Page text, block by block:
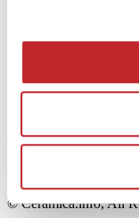
Cookie Policy
Edi.Cer S.p.a.
Viale Monte Santo,
Capitale Sociale:
00853700367
© Ceramica.info, All